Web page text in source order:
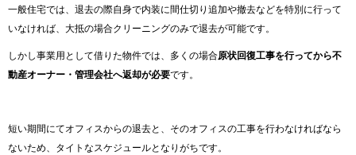
一般住宅では、退去の際自身で内装に間仕切り追加や撤去などを特別に行って
いなければ、大抵の場合クリーニングのみで退去が可能です。
しかし事業用として借りた物件では、多くの場合原状回復工事を行ってから不
動産オーナー・管理会社へ返却が必要です。
短い期間にてオフィスからの退去と、そのオフィスの工事を行わなければなら
ないため、タイトなスケジュールとなりがちです。